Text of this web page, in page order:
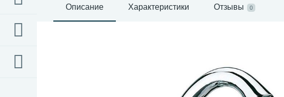
Описание Характеристики Отзывы 0